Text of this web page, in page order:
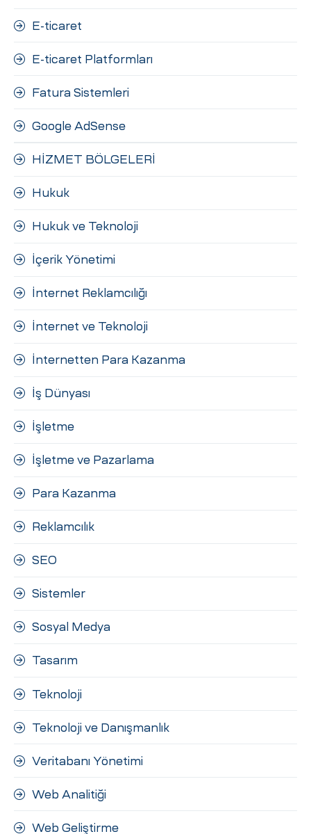
E-ticaret
E-ticaret Platformları
Fatura Sistemleri
Google AdSense
HİZMET BÖLGELERİ
Hukuk
Hukuk ve Teknoloji
İçerik Yönetimi
İnternet Reklamcılığı
İnternet ve Teknoloji
İnternetten Para Kazanma
İş Dünyası
İşletme
İşletme ve Pazarlama
Para Kazanma
Reklamcılık
SEO
Sistemler
Sosyal Medya
Tasarım
Teknoloji
Teknoloji ve Danışmanlık
Veritabanı Yönetimi
Web Analitiği
Web Geliştirme